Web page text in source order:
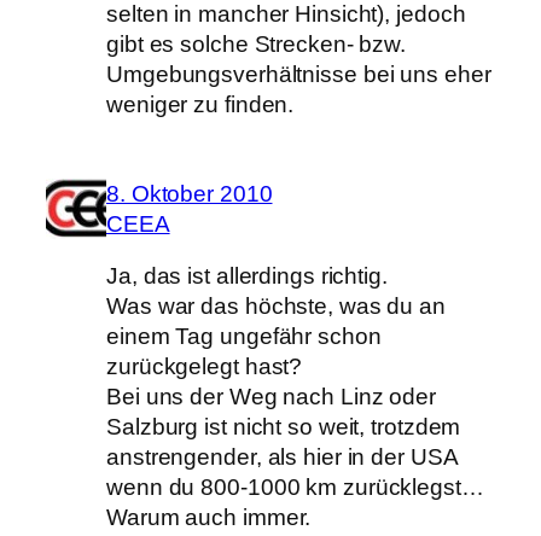
selten in mancher Hinsicht), jedoch
gibt es solche Strecken- bzw.
Umgebungsverhältnisse bei uns eher
weniger zu finden.
8. Oktober 2010
CEEA
Ja, das ist allerdings richtig.
Was war das höchste, was du an
einem Tag ungefähr schon
zurückgelegt hast?
Bei uns der Weg nach Linz oder
Salzburg ist nicht so weit, trotzdem
anstrengender, als hier in der USA
wenn du 800-1000 km zurücklegst…
Warum auch immer.